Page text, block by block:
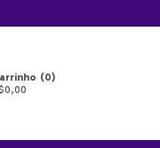
(0)